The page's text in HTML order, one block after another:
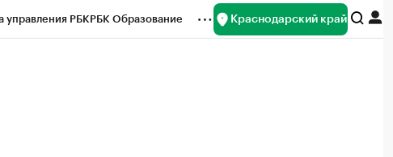
управления РБКРБК Образование Краснодарский край